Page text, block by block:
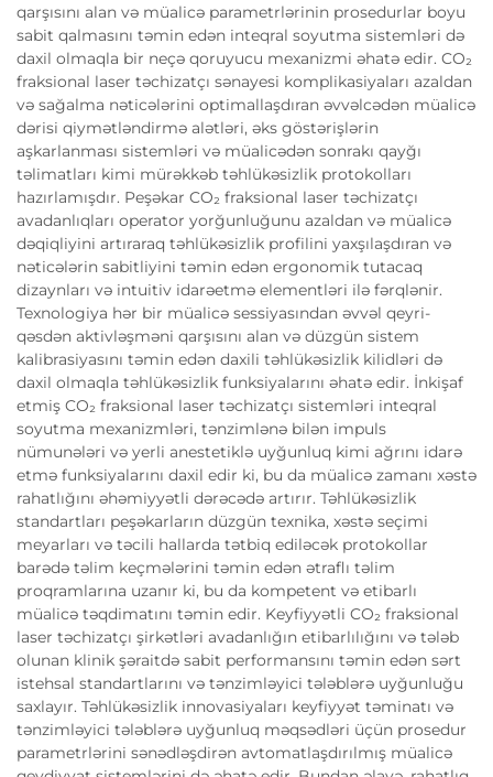
qarşısını alan və müalicə parametrlərinin prosedurlar boyu
sabit qalmasını təmin edən inteqral soyutma sistemləri də
daxil olmaqla bir neçə qoruyucu mexanizmi əhatə edir. CO₂
fraksional laser təchizatçı sənayesi komplikasiyaları azaldan
və sağalma nəticələrini optimallaşdıran əvvəlcədən müalicə
dərisi qiymətləndirmə alətləri, əks göstərişlərin
aşkarlanması sistemləri və müalicədən sonrakı qayğı
təlimatları kimi mürəkkəb təhlükəsizlik protokolları
hazırlamışdır. Peşəkar CO₂ fraksional laser təchizatçı
avadanlıqları operator yorğunluğunu azaldan və müalicə
dəqiqliyini artıraraq təhlükəsizlik profilini yaxşılaşdıran və
nəticələrin sabitliyini təmin edən ergonomik tutacaq
dizaynları və intuitiv idarəetmə elementləri ilə fərqlənir.
Texnologiya hər bir müalicə sessiyasından əvvəl qeyri-
qəsdən aktivləşməni qarşısını alan və düzgün sistem
kalibrasiyasını təmin edən daxili təhlükəsizlik kilidləri də
daxil olmaqla təhlükəsizlik funksiyalarını əhatə edir. İnkişaf
etmiş CO₂ fraksional laser təchizatçı sistemləri inteqral
soyutma mexanizmləri, tənzimlənə bilən impuls
nümunələri və yerli anestetiklə uyğunluq kimi ağrını idarə
etmə funksiyalarını daxil edir ki, bu da müalicə zamanı xəstə
rahatlığını əhəmiyyətli dərəcədə artırır. Təhlükəsizlik
standartları peşəkarların düzgün texnika, xəstə seçimi
meyarları və təcili hallarda tətbiq ediləcək protokollar
barədə təlim keçmələrini təmin edən ətraflı təlim
proqramlarına uzanır ki, bu da kompetent və etibarlı
müalicə təqdimatını təmin edir. Keyfiyyətli CO₂ fraksional
laser təchizatçı şirkətləri avadanlığın etibarlılığını və tələb
olunan klinik şəraitdə sabit performansını təmin edən sərt
istehsal standartlarını və tənzimləyici tələblərə uyğunluğu
saxlayır. Təhlükəsizlik innovasiyaları keyfiyyət təminatı və
tənzimləyici tələblərə uyğunluq məqsədləri üçün prosedur
parametrlərini sənədləşdirən avtomatlaşdırılmış müalicə